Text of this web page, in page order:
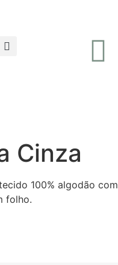
Cinza
100% algodão com
folho.